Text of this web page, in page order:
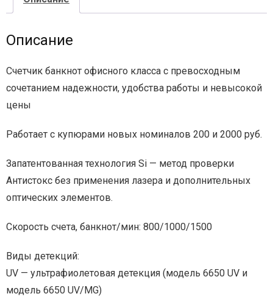
Описание
Счетчик банкнот офисного класса с превосходным
сочетанием надежности, удобства работы и невысокой
цены
Работает с купюрами новых номиналов 200 и 2000 руб.
Запатентованная технология Si — метод проверки
Антистокс без применения лазера и дополнительных
оптических элементов.
Скорость счета, банкнот/мин: 800/1000/1500
Виды детекций:
UV — ультрафиолетовая детекция (модель 6650 UV и
модель 6650 UV/MG)